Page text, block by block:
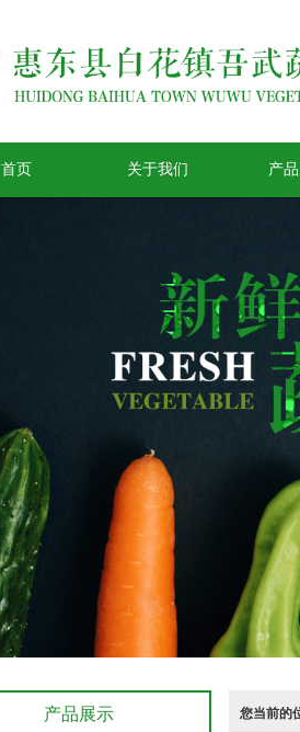
首页 关于我们 产
您当前的
产品展示